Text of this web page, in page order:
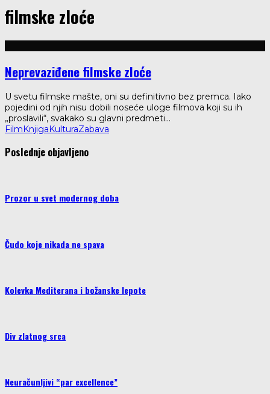
filmske zloće
Neprevaziđene filmske zloće
U svetu filmske mašte, oni su definitivno bez premca. Iako
pojedini od njih nisu dobili noseće uloge filmova koji su ih
„proslavili“, svakako su glavni predmeti...
FilmKnjigaKulturaZabava
Poslednje objavljeno
Prozor u svet modernog doba
Čudo koje nikada ne spava
Kolevka Mediterana i božanske lepote
Div zlatnog srca
Neuračunljivi “par excellence”